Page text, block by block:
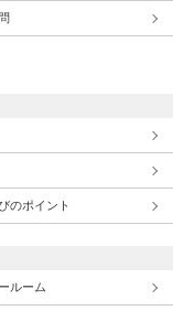
のポイント
ルーム